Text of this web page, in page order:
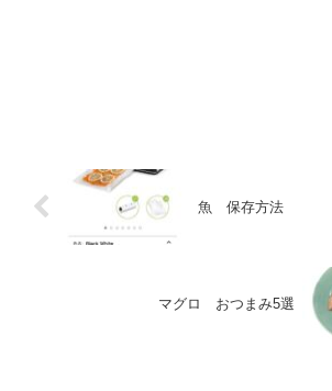
魚 保存方法
マグロ おつまみ5選